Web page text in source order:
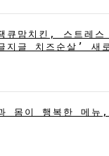
큐맘치킨, 스트레스
지글 치즈순살’ 새
몸이 행복한 메뉴